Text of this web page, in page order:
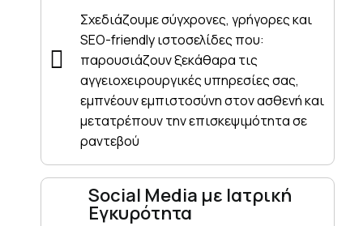
Σχεδιάζουμε σύγχρονες, γρήγορες και
SEO-friendly ιστοσελίδες που:
παρουσιάζουν ξεκάθαρα τις
αγγειοχειρουργικές υπηρεσίες σας,
εμπνέουν εμπιστοσύνη στον ασθενή και
μετατρέπουν την επισκεψιμότητα σε
ραντεβού
Social Media με Ιατρική
Εγκυρότητα